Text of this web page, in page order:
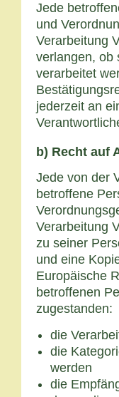
Jede
und
Verarbeitung
verlangen, ob
verarbeitet
jederzeit an
b) Recht auf
Jede von der
betroffene
Verarbeitung
zu seiner
und eine
Europäische
betroffenen
zugestanden:
die
die
werden
die